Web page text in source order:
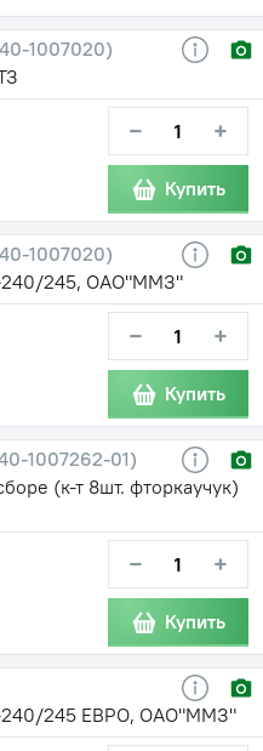
1007020)
− +
Купить
1007020)
240/245, ОАО"ММЗ"
− +
Купить
1007262-01)
(к-т 8шт. фторкаучук)
− +
Купить
240/245 ЕВРО, ОАО"ММЗ"